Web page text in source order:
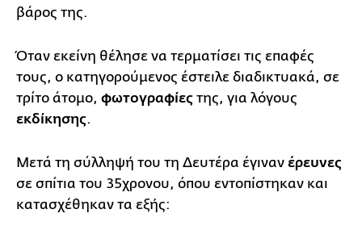
βάρος της.
Όταν εκείνη θέλησε να τερματίσει τις επαφές
τους, ο κατηγορούμενος έστειλε διαδικτυακά, σε
τρίτο άτομο, φωτογραφίες της, για λόγους
εκδίκησης.
Μετά τη σύλληψή του τη Δευτέρα έγιναν έρευνες
σε σπίτια του 35χρονου, όπου εντοπίστηκαν και
κατασχέθηκαν τα εξής: